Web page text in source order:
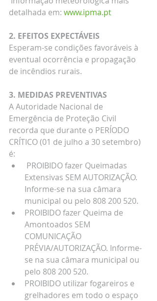
detalhada em: www.ipma.pt
2. EFEITOS EXPECTÁVEIS
Esperam-se condições favoráveis à
eventual ocorrência e propagação
de incêndios rurais.
3. MEDIDAS PREVENTIVAS
A Autoridade Nacional de
Emergência de Proteção Civil
recorda que durante o PERÍODO
CRÍTICO (01 de julho a 30 setembro)
é:
Extensivas SEM AUTORIZAÇÃO.
Informe-se na sua câmara
municipal ou pelo 808 200 520.
PROIBIDO fazer Queima de
Amontoados SEM
COMUNICAÇÃO
PRÉVIA/AUTORIZAÇÃO. Informe-
se na sua câmara municipal ou
pelo 808 200 520.
PROIBIDO utilizar fogareiros e
grelhadores em todo o espaço